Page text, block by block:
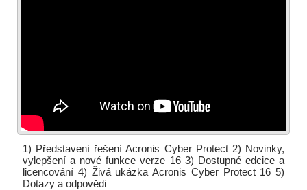
1) Představení řešení Acronis Cyber Protect 2) Novinky,
vylepšení a nové funkce verze 16 3) Dostupné edcice a
licencování 4) Živá ukázka Acronis Cyber Protect 16 5)
Dotazy a odpovědi